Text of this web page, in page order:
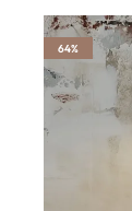
64%